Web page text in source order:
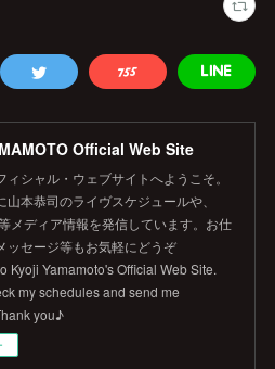
Official Web Site
ィシャル・ウェブサイトへようこそ。
山本恭司のライヴスケジュールや、
メディア情報を発信しています。お仕
ッセージ等もお気軽にどうぞ
Kyoji Yamamoto's Official Web Site.
my schedules and send me
you♪